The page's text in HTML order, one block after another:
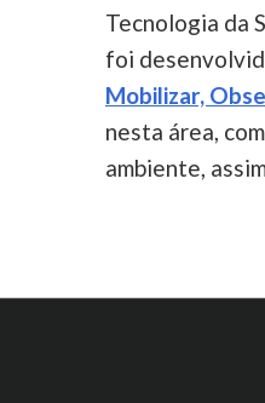
Tecnologia da
foi
Mobilizar,
nesta área,
ambiente,